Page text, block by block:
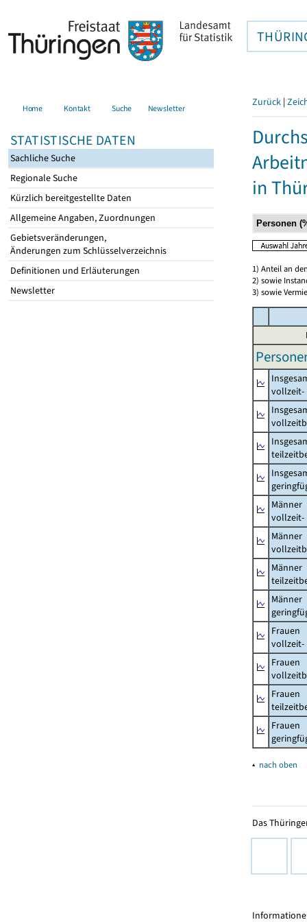
Home Kontakt Suche Newsletter
STATISTISCHE DATEN
Sachliche Suche
Regionale Suche
Kürzlich bereitgestellte Daten
Allgemeine Angaben, Zuordnungen
Gebietsveränderungen,
Änderungen zum Schlüsselverzeichnis
Definitionen und Erläuterungen
Newsletter
Zurück |
in
1) Anteil an
2) sowie
3) sowie
vollzeit-
Männer
vollzeit-
Männer
Männer
Männer
Frauen
vollzeit-
Frauen
Frauen
Frauen
▴ nach oben
Das